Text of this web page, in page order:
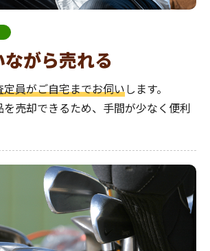
がら売れる
定員がご自宅までお伺いします。
売却できるため、手間が少なく便利